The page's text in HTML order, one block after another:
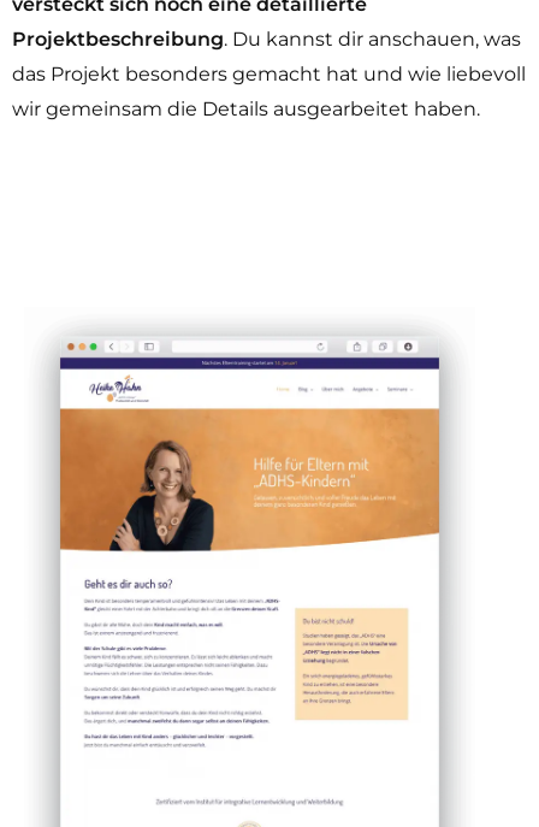
versteckt sich noch eine detaillierte
Projektbeschreibung. Du kannst dir anschauen, was
das Projekt besonders gemacht hat und wie liebevoll
wir gemeinsam die Details ausgearbeitet haben.